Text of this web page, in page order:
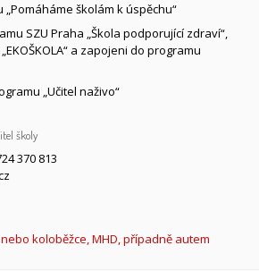
školám k úspěchu“
SZU Praha „Škola podporující zdraví“,
a zapojeni do programu
„Učitel naživo“
školy
370 813
koloběžce, MHD, případně autem